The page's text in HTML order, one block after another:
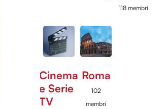
118 membri
Cinema
e Serie
TV
Roma
102
membri